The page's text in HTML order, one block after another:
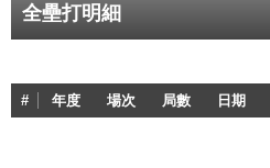
全壘打明細
# 年度 場次 局數 日期